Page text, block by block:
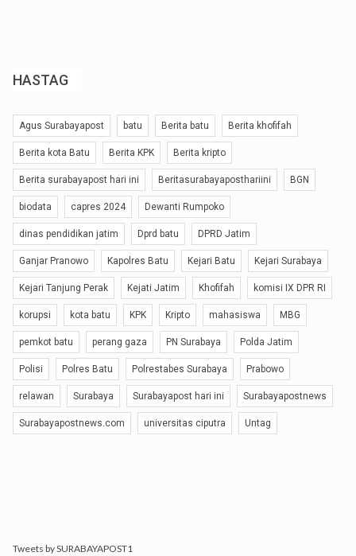
HASTAG
Agus Surabayapost batu Berita batu Berita khofifah
Berita kota Batu Berita KPK Berita kripto
Berita surabayapost hari ini Beritasurabayaposthariini BGN
biodata capres 2024 Dewanti Rumpoko
dinas pendidikan jatim Dprd batu DPRD Jatim
Ganjar Pranowo Kapolres Batu Kejari Batu Kejari Surabaya
Kejari Tanjung Perak Kejati Jatim Khofifah komisi IX DPR RI
korupsi kota batu KPK Kripto mahasiswa MBG
pemkot batu perang gaza PN Surabaya Polda Jatim
Polisi Polres Batu Polrestabes Surabaya Prabowo
relawan Surabaya Surabayapost hari ini Surabayapostnews
Surabayapostnews.com universitas ciputra Untag
Tweets by SURABAYAPOST1